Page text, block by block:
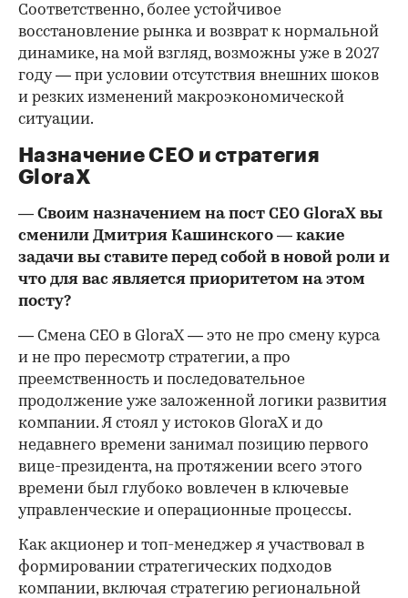
Соответственно, более устойчивое
восстановление рынка и возврат к нормальной
динамике, на мой взгляд, возможны уже в 2027
году — при условии отсутствия внешних шоков
и резких изменений макроэкономической
ситуации.
Назначение CEO и стратегия
GloraX
— Своим назначением на пост CEO GloraX вы
сменили Дмитрия Кашинского — какие
задачи вы ставите перед собой в новой роли и
что для вас является приоритетом на этом
посту?
— Смена CEO в GloraX — это не про смену курса
и не про пересмотр стратегии, а про
преемственность и последовательное
продолжение уже заложенной логики развития
компании. Я стоял у истоков GloraX и до
недавнего времени занимал позицию первого
вице-президента, на протяжении всего этого
времени был глубоко вовлечен в ключевые
управленческие и операционные процессы.
Как акционер и топ-менеджер я участвовал в
формировании стратегических подходов
компании, включая стратегию региональной